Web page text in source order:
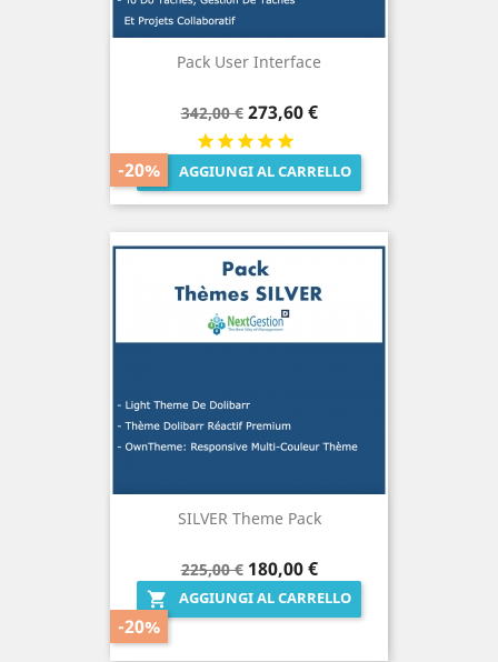
Pack User Interface
Prezzo
base
342,00 € Prezzo
273,60 €
 AGGIUNGI AL CARRELLO
-20%
SILVER Theme Pack
Prezzo
base
225,00 € Prezzo
180,00 €
 AGGIUNGI AL CARRELLO
-20%